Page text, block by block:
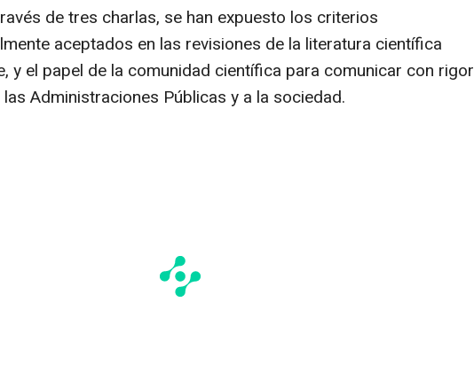
de tres charlas, se han expuesto los criterios
aceptados en las revisiones de la literatura científica
y el papel de la comunidad científica para comunicar con rigor
Administraciones Públicas y a la sociedad.